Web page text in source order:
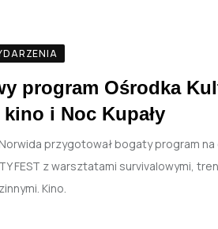
program Ośrodka
i Noc Kupały
przygotował bogaty program na
FEST z warsztatami survivalowymi,
Kino.